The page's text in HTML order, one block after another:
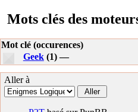
Mots clés des
Mot clé (occurences)
Geek(1) —
Aller à